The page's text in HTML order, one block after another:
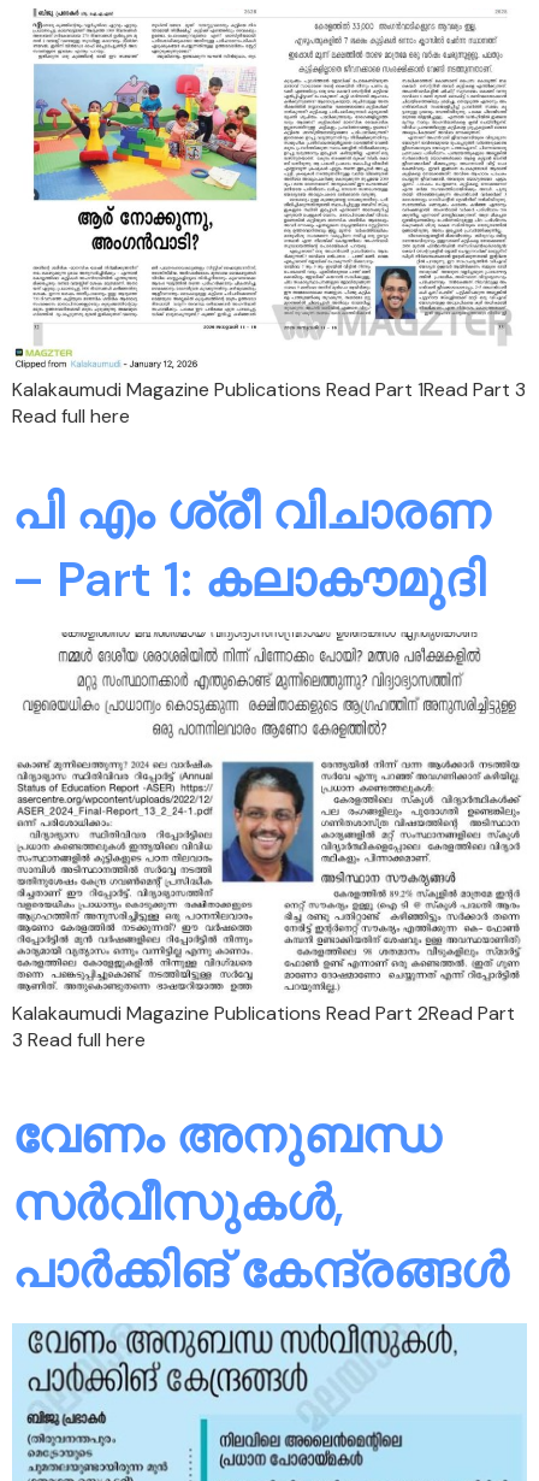
Kalakaumudi Magazine Publications Read Part 1Read Part 3
Read full here
പി എം ശ്രീ വിചാരണ
– Part 1: കലാകൗമുദി
Kalakaumudi Magazine Publications Read Part 2Read Part
3 Read full here
വേണം അനുബന്ധ
സർവീസുകൾ,
പാർക്കിങ് കേന്ദ്രങ്ങൾ